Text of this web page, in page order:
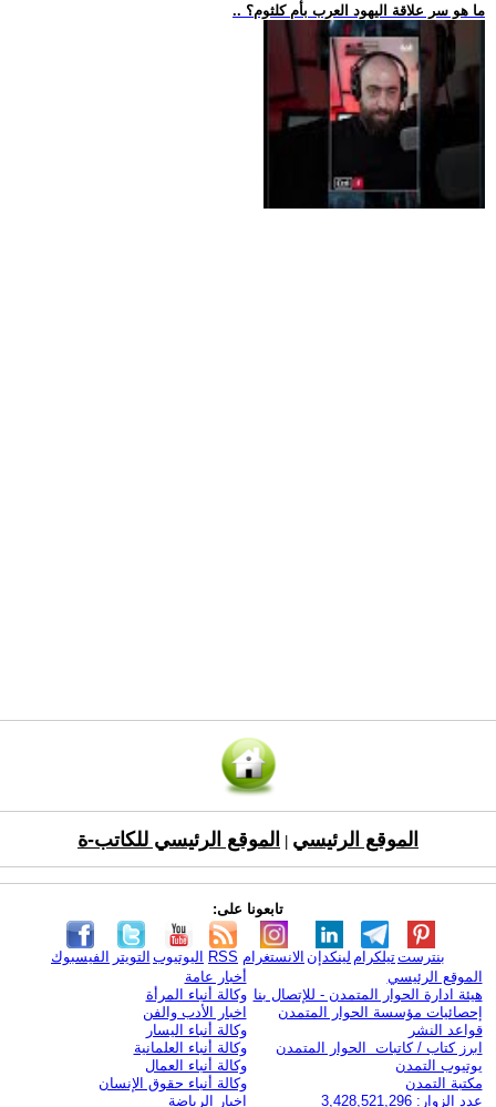
.. ما هو سر علاقة اليهود العرب بأم كلثوم؟
الموقع الرئيسي الموقع الرئيسي للكاتب-ة
تابعونا على:
الفيسبوك التويتر اليوتيوب RSS الانستغرام لينكدإن تيلكرامبنترست
الموقع الرئيسي
هيئة ادارة الحوار المتمدن - للإتصال بنا
إحصائيات مؤسسة الحوار المتمدن
قواعد النشر
ابرز كتاب / كاتبات الحوار المتمدن
يوتيوب التمدن
مكتبة التمدن
عدد الزوار: 3,428,521,296
أخبار عامة
وكالة أنباء المرأة
اخبار الأدب والفن
وكالة أنباء اليسار
وكالة أنباء العلمانية
وكالة أنباء العمال
وكالة أنباء حقوق الإنسان
اخبار الرياضة